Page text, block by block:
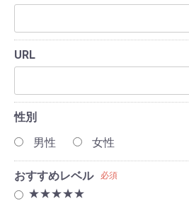
URL
性別
男性
女性
おすすめレベル 必須
★★★★★